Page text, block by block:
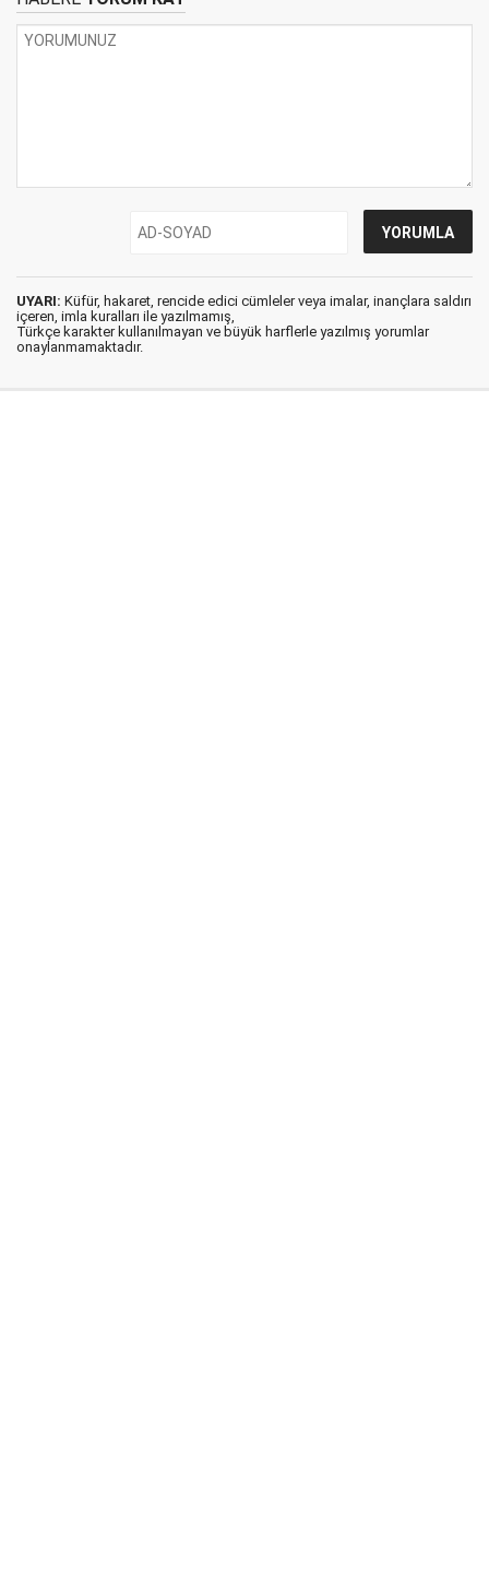
UYARI: Küfür, hakaret, rencide edici cümleler veya imalar, inançlara saldırı
içeren, imla kuralları ile yazılmamış,
Türkçe karakter kullanılmayan ve büyük harflerle yazılmış yorumlar
onaylanmamaktadır.